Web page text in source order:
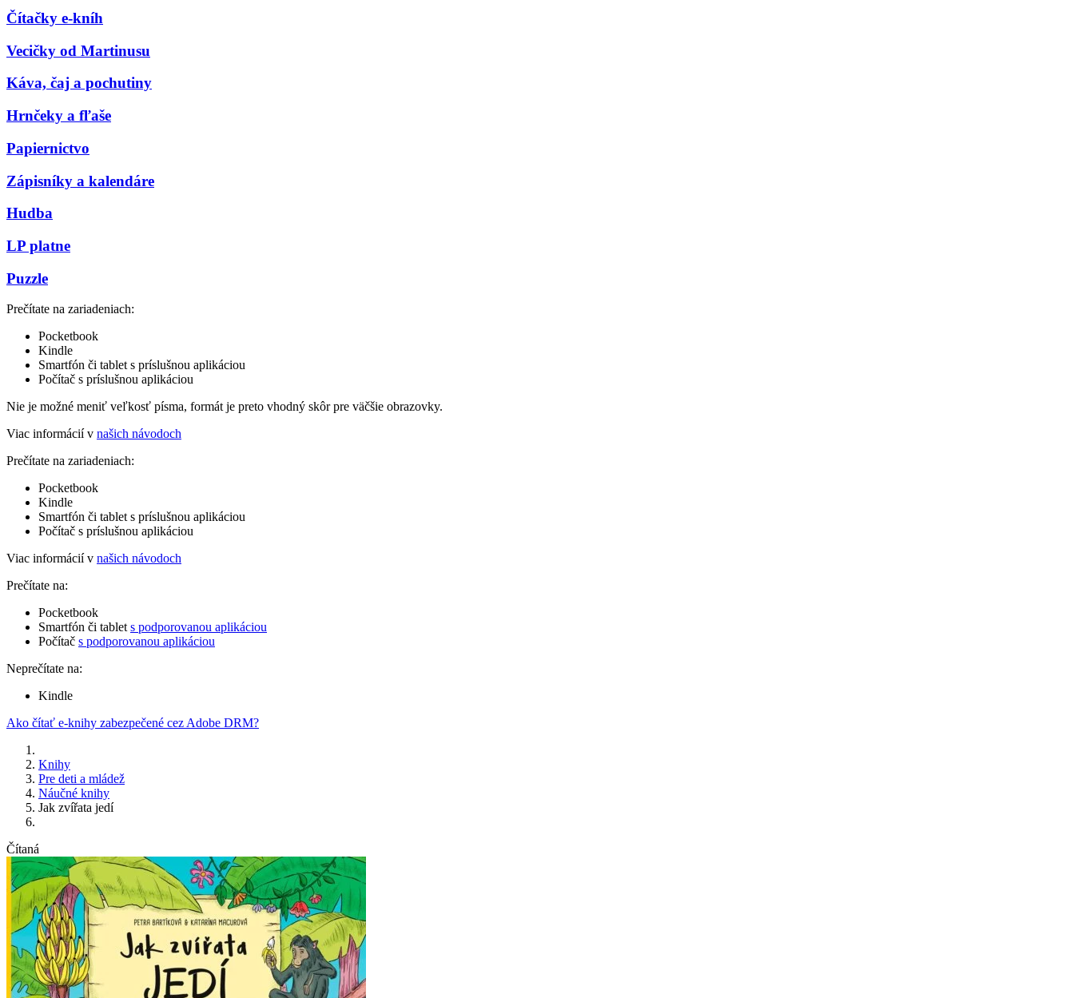
Čítačky e-kníh
Vecičky od Martinusu
Káva, čaj a pochutiny
Hrnčeky a fľaše
Papiernictvo
Zápisníky a kalendáre
Hudba
LP platne
Puzzle
Prečítate na zariadeniach:
Pocketbook
Kindle
Smartfón či tablet s príslušnou aplikáciou
Počítač s príslušnou aplikáciou
Nie je možné meniť veľkosť písma, formát je preto vhodný skôr pre väčšie obrazovky.
Viac informácií v našich návodoch
Prečítate na zariadeniach:
Pocketbook
Kindle
Smartfón či tablet s príslušnou aplikáciou
Počítač s príslušnou aplikáciou
Viac informácií v našich návodoch
Prečítate na:
Pocketbook
Smartfón či tablet s podporovanou aplikáciou
Počítač s podporovanou aplikáciou
Neprečítate na:
Kindle
Ako čítať e-knihy zabezpečené cez Adobe DRM?
Knihy
Pre deti a mládež
Náučné knihy
Jak zvířata jedí
Čítaná